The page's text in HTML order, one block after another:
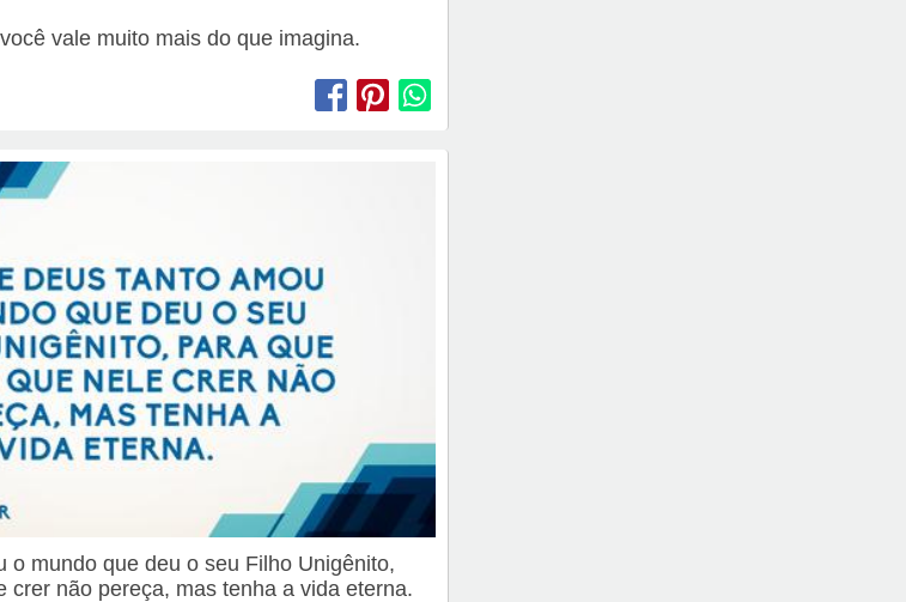
vale muito mais do que imagina.
o mundo que deu o seu Filho Unigênito,
crer não pereça, mas tenha a vida eterna.